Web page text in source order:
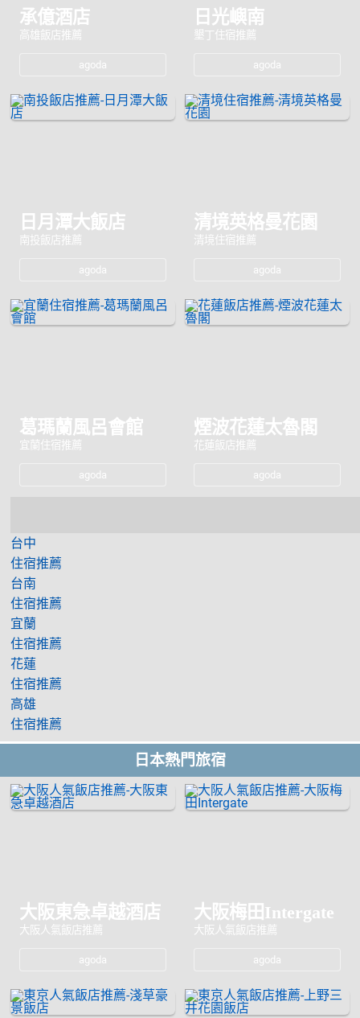
承億酒店
高雄飯店推薦
agoda
日光嶼南
墾丁住宿推薦
agoda
日月潭大飯店
南投飯店推薦
agoda
清境英格曼花園
清境住宿推薦
agoda
葛瑪蘭風呂會館
宜蘭住宿推薦
agoda
煙波花蓮太魯閣
花蓮飯店推薦
agoda
台中
住宿推薦
台南
住宿推薦
宜蘭
住宿推薦
花蓮
住宿推薦
高雄
住宿推薦
日本熱門旅宿
大阪東急卓越酒店
大阪人氣飯店推薦
agoda
大阪梅田Intergate
大阪人氣飯店推薦
agoda